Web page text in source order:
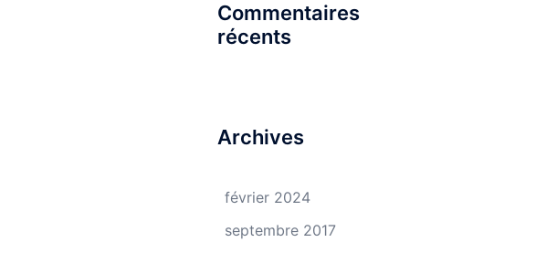
Commentaires
récents
Archives
février 2024
septembre 2017